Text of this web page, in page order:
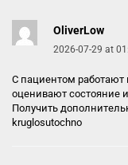
OliverLow
2026-07-29 at
С пациентом
оценивают состояние
Получить
kruglosutochno